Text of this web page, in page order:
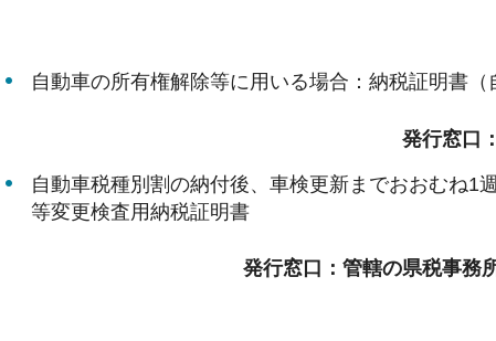
自動車の所有権解除等に用いる場合：納税証明書
発行窓口
自動車税種別割の納付後、車検更新までおおむね1
等変更検査用納税証明書
発行窓口：管轄の県税事務